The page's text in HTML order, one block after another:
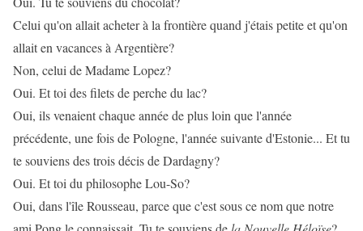
Celui qu'on allait acheter à la frontière quand j'étais petite et qu'on
allait en vacances à Argentière?
Non, celui de Madame Lopez?
Oui. Et toi des filets de perche du lac?
Oui, ils venaient chaque année de plus loin que l'année
précédente, une fois de Pologne, l'année suivante d'Estonie... Et tu
te souviens des trois décis de Dardagny?
Oui. Et toi du philosophe Lou-So?
Oui, dans l'île Rousseau, parce que c'est sous ce nom que notre